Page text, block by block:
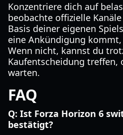
Konzentriere dich auf
beobachte offizielle
Basis deiner eigenen
eine Ankündigung
Wenn nicht, kannst du
Kaufentscheidung treffen,
warten.
FAQ
Q: Ist Forza Horizon 6
bestätigt?